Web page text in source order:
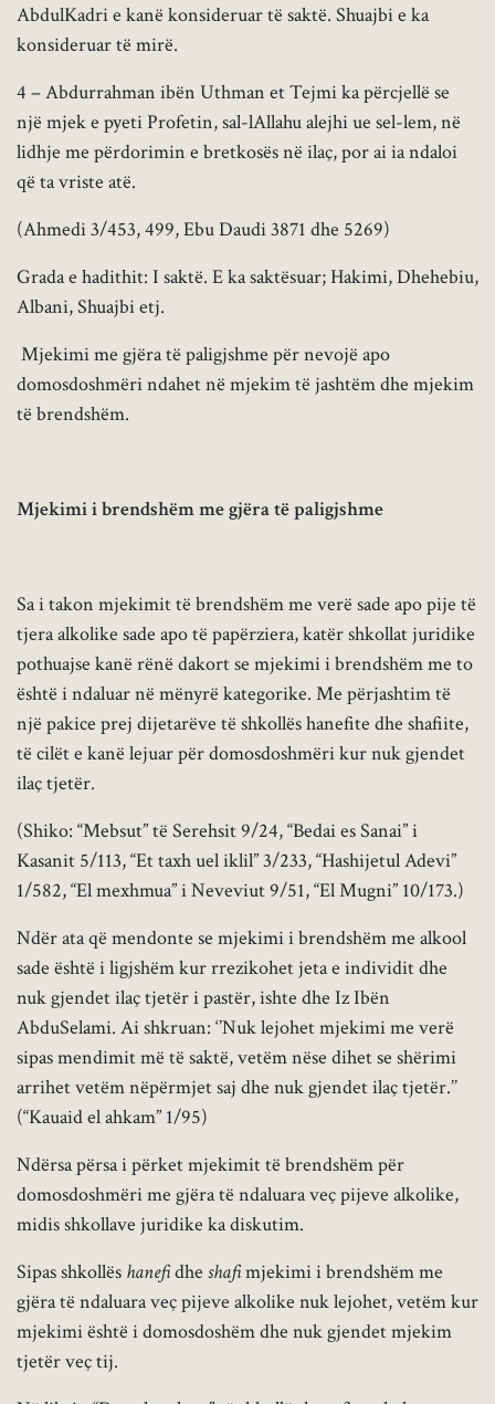
AbdulKadri e kanë konsideruar të saktë. Shuajbi e ka
konsideruar të mirë.
4 – Abdurrahman ibën Uthman et Tejmi ka përcjellë se
një mjek e pyeti Profetin, sal-lAllahu alejhi ue sel-lem, në
lidhje me përdorimin e bretkosës në ilaç, por ai ia ndaloi
që ta vriste atë.
(Ahmedi 3/453, 499, Ebu Daudi 3871 dhe 5269)
Grada e hadithit: I saktë. E ka saktësuar; Hakimi, Dhehebiu,
Albani, Shuajbi etj.
Mjekimi me gjëra të paligjshme për nevojë apo
domosdoshmëri ndahet në mjekim të jashtëm dhe mjekim
të brendshëm.
Mjekimi i brendshëm me gjëra të paligjshme
Sa i takon mjekimit të brendshëm me verë sade apo pije të
tjera alkolike sade apo të papërziera, katër shkollat juridike
pothuajse kanë rënë dakort se mjekimi i brendshëm me to
është i ndaluar në mënyrë kategorike. Me përjashtim të
një pakice prej dijetarëve të shkollës hanefite dhe shafiite,
të cilët e kanë lejuar për domosdoshmëri kur nuk gjendet
ilaç tjetër.
(Shiko: “Mebsut” të Serehsit 9/24, “Bedai es Sanai” i
Kasanit 5/113, “Et taxh uel iklil” 3/233, “Hashijetul Adevi”
1/582, “El mexhmua” i Neveviut 9/51, “El Mugni” 10/173.)
Ndër ata që mendonte se mjekimi i brendshëm me alkool
sade është i ligjshëm kur rrezikohet jeta e individit dhe
nuk gjendet ilaç tjetër i pastër, ishte dhe Iz Ibën
AbduSelami. Ai shkruan: ‘’Nuk lejohet mjekimi me verë
sipas mendimit më të saktë, vetëm nëse dihet se shërimi
arrihet vetëm nëpërmjet saj dhe nuk gjendet ilaç tjetër.’’
(“Kauaid el ahkam” 1/95)
Ndërsa përsa i përket mjekimit të brendshëm për
domosdoshmëri me gjëra të ndaluara veç pijeve alkolike,
midis shkollave juridike ka diskutim.
Sipas shkollës hanefidhe shafimjekimi i brendshëm me
gjëra të ndaluara veç pijeve alkolike nuk lejohet, vetëm kur
mjekimi është i domosdoshëm dhe nuk gjendet mjekim
tjetër veç tij.